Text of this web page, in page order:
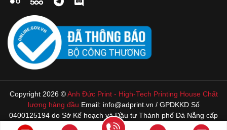
Copyright 2026 © Anh Đức Print- High-Tech Printing House Chất
lượng hàng đầu Email: info@adprint.vn / GPDKKD Số
0400125194 do Sở Kế hoạch và Đầu tư Thành phố Đà Nẵng cấp
22/4/1996